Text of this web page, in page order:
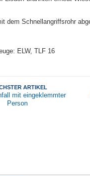
dem Schnellangriffsrohr
ELW, TLF 16
ARTIKEL
mit eingeklemmter
Person